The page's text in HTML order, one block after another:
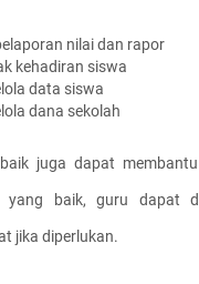
nilai dan rapor
kehadiran siswa
data siswa
dana sekolah
juga dapat
yang baik, guru dapat
jika diperlukan.